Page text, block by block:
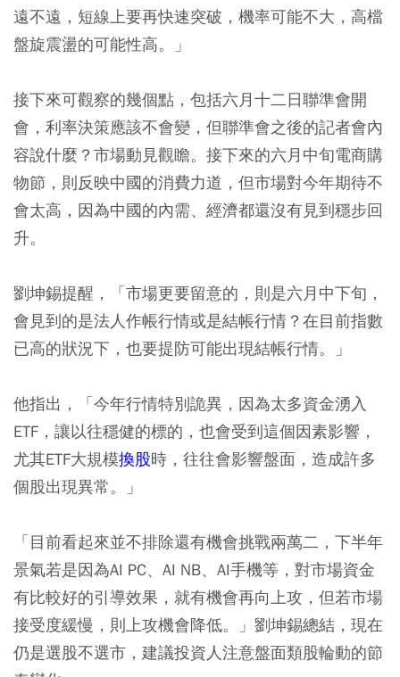
遠不遠，短線上要再快速突破，機率可能不大，高檔
盤旋震盪的可能性高。」
接下來可觀察的幾個點，包括六月十二日聯準會開
會，利率決策應該不會變，但聯準會之後的記者會內
容說什麼？市場動見觀瞻。接下來的六月中旬電商購
物節，則反映中國的消費力道，但市場對今年期待不
會太高，因為中國的內需、經濟都還沒有見到穩步回
升。
劉坤錫提醒，「市場更要留意的，則是六月中下旬，
會見到的是法人作帳行情或是結帳行情？在目前指數
已高的狀況下，也要提防可能出現結帳行情。」
他指出，「今年行情特別詭異，因為太多資金湧入
ETF，讓以往穩健的標的，也會受到這個因素影響，
尤其ETF大規模換股時，往往會影響盤面，造成許多
個股出現異常。」
「目前看起來並不排除還有機會挑戰兩萬二，下半年
景氣若是因為AI PC、AI NB、AI手機等，對市場資金
有比較好的引導效果，就有機會再向上攻，但若市場
接受度緩慢，則上攻機會降低。」劉坤錫總結，現在
仍是選股不選市，建議投資人注意盤面類股輪動的節